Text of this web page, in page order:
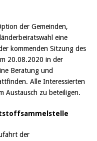
der Gemeinden,
eine
kommenden Sitzung des
20.08.2020 in der
Beratung und
Alle Interessierten
Austausch zu beteiligen.
der